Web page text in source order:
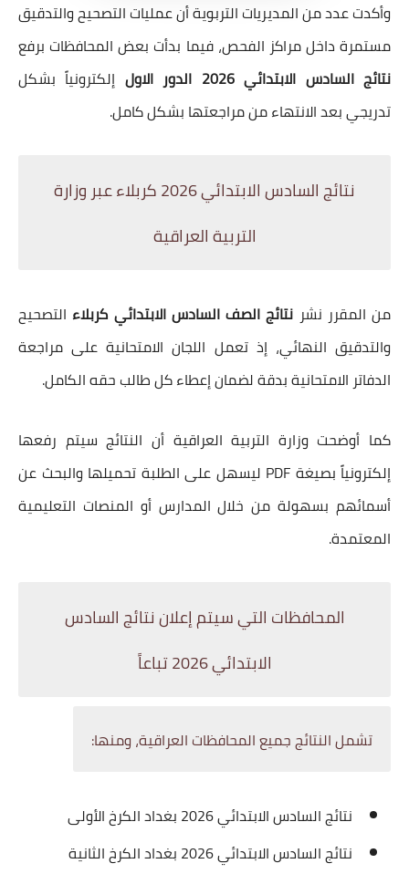
وأكدت عدد من المديريات التربوية أن عمليات التصحيح والتدقيق
مستمرة داخل مراكز الفحص، فيما بدأت بعض المحافظات برفع
نتائج السادس الابتدائي 2026 الدور الاول
إلكترونياً بشكل
تدريجي بعد الانتهاء من مراجعتها بشكل كامل.
نتائج السادس الابتدائي 2026 كربلاء عبر وزارة
التربية العراقية
من المقرر نشر نتائج الصف السادس الابتدائي كربلاء التصحيح
والتدقيق النهائي، إذ تعمل اللجان الامتحانية على مراجعة
الدفاتر الامتحانية بدقة لضمان إعطاء كل طالب حقه الكامل.
كما أوضحت وزارة التربية العراقية أن النتائج سيتم رفعها
إلكترونياً بصيغة PDF ليسهل على الطلبة تحميلها والبحث عن
أسمائهم بسهولة من خلال المدارس أو المنصات التعليمية
المعتمدة.
المحافظات التي سيتم إعلان نتائج السادس
الابتدائي 2026 تباعاً
تشمل النتائج جميع المحافظات العراقية، ومنها:
نتائج السادس الابتدائي 2026 بغداد الكرخ الأولى
نتائج السادس الابتدائي 2026 بغداد الكرخ الثانية